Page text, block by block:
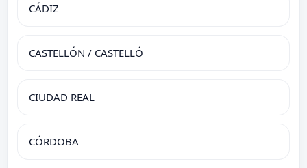
CÁDIZ
CASTELLÓN / CASTELLÓ
CIUDAD REAL
CÓRDOBA